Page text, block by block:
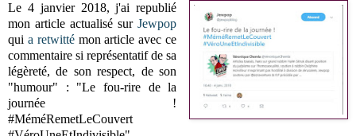
Le 4 janvier 2018, j'ai republié
mon article actualisé surJewpop
qui a retwittémon article avec ce
commentaire si représentatif de sa
légèreté, de son respect, de son
"humour" : "Le fou-rire de la
journée !
#MéméRemetLeCouvert